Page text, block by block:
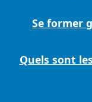
Se former
Quels sont